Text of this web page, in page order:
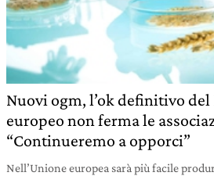
Nuovi ogm, l’ok definitivo
europeo non ferma le
“Continueremo a opporci”
Nell’Unione europea sarà più facile